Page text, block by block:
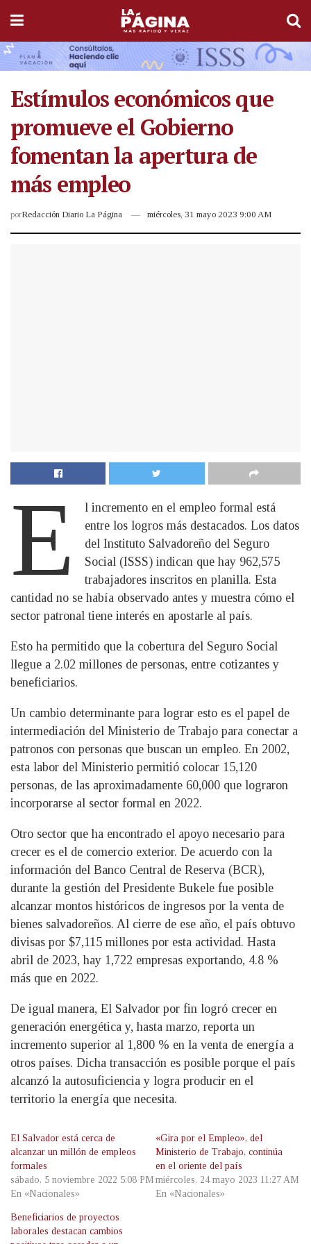
Estímulos económicos que
promueve el Gobierno
fomentan la apertura de
más empleo
porRedacción Diario La Página miércoles, 31 mayo 2023 9:00 AM
E
l incremento en el empleo formal está
entre los logros más destacados. Los datos
del Instituto Salvadoreño del Seguro
Social (ISSS) indican que hay 962,575
trabajadores inscritos en planilla. Esta
cantidad no se había observado antes y muestra cómo el
sector patronal tiene interés en apostarle al país.
Esto ha permitido que la cobertura del Seguro Social
llegue a 2.02 millones de personas, entre cotizantes y
beneficiarios.
Un cambio determinante para lograr esto es el papel de
intermediación del Ministerio de Trabajo para conectar a
patronos con personas que buscan un empleo. En 2002,
esta labor del Ministerio permitió colocar 15,120
personas, de las aproximadamente 60,000 que lograron
incorporarse al sector formal en 2022.
Otro sector que ha encontrado el apoyo necesario para
crecer es el de comercio exterior. De acuerdo con la
información del Banco Central de Reserva (BCR),
durante la gestión del Presidente Bukele fue posible
alcanzar montos históricos de ingresos por la venta de
bienes salvadoreños. Al cierre de ese año, el país obtuvo
divisas por $7,115 millones por esta actividad. Hasta
abril de 2023, hay 1,722 empresas exportando, 4.8 %
más que en 2022.
De igual manera, El Salvador por fin logró crecer en
generación energética y, hasta marzo, reporta un
incremento superior al 1,800 % en la venta de energía a
otros países. Dicha transacción es posible porque el país
alcanzó la autosuficiencia y logra producir en el
territorio la energía que necesita.
El Salvador está cerca de
alcanzar un millón de empleos
formales
sábado, 5 noviembre 2022 5:08 PM
En «Nacionales»
«Gira por el Empleo», del
Ministerio de Trabajo, continúa
en el oriente del país
miércoles, 24 mayo 2023 11:27 AM
En «Nacionales»
Beneficiarios de proyectos
laborales destacan cambios